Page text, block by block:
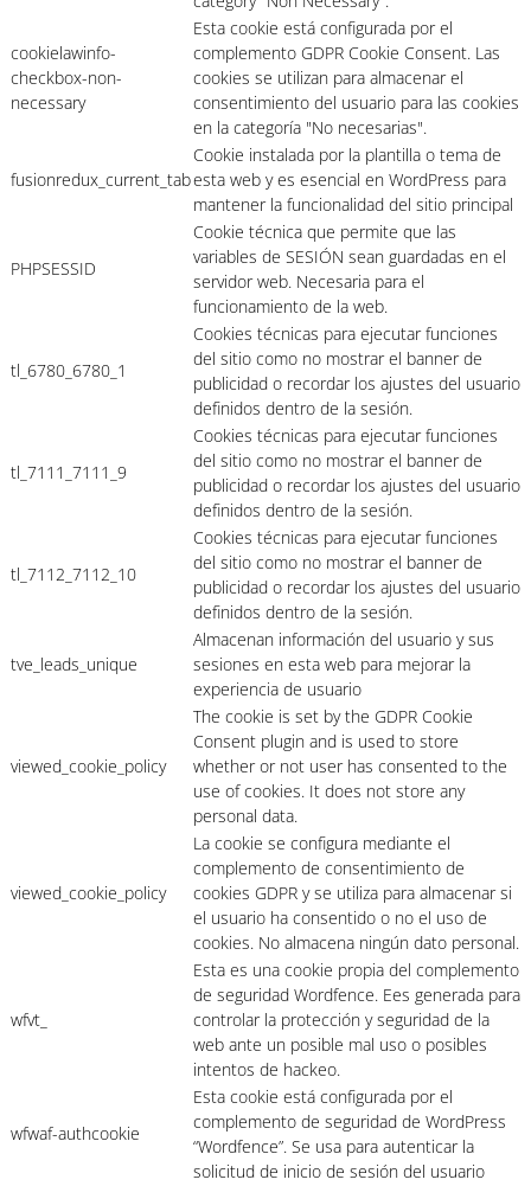
cookielawinfo-
checkbox-non-
necessary
Esta cookie está configurada por el
complemento GDPR Cookie Consent. Las
cookies se utilizan para almacenar el
consentimiento del usuario para las cookies
en la categoría "No necesarias".
fusionredux_current_tab
Cookie instalada por la plantilla o tema de
esta web y es esencial en WordPress para
mantener la funcionalidad del sitio principal
PHPSESSID
Cookie técnica que permite que las
variables de SESIÓN sean guardadas en el
servidor web. Necesaria para el
funcionamiento de la web.
tl_6780_6780_1
Cookies técnicas para ejecutar funciones
del sitio como no mostrar el banner de
publicidad o recordar los ajustes del usuario
definidos dentro de la sesión.
tl_7111_7111_9
Cookies técnicas para ejecutar funciones
del sitio como no mostrar el banner de
publicidad o recordar los ajustes del usuario
definidos dentro de la sesión.
tl_7112_7112_10
Cookies técnicas para ejecutar funciones
del sitio como no mostrar el banner de
publicidad o recordar los ajustes del usuario
definidos dentro de la sesión.
tve_leads_unique
Almacenan información del usuario y sus
sesiones en esta web para mejorar la
experiencia de usuario
viewed_cookie_policy
The cookie is set by the GDPR Cookie
Consent plugin and is used to store
whether or not user has consented to the
use of cookies. It does not store any
personal data.
viewed_cookie_policy
La cookie se configura mediante el
complemento de consentimiento de
cookies GDPR y se utiliza para almacenar si
el usuario ha consentido o no el uso de
cookies. No almacena ningún dato personal.
wfvt_
Esta es una cookie propia del complemento
de seguridad Wordfence. Ees generada para
controlar la protección y seguridad de la
web ante un posible mal uso o posibles
intentos de hackeo.
wfwaf-authcookie
Esta cookie está configurada por el
complemento de seguridad de WordPress
“Wordfence”. Se usa para autenticar la
solicitud de inicio de sesión del usuario